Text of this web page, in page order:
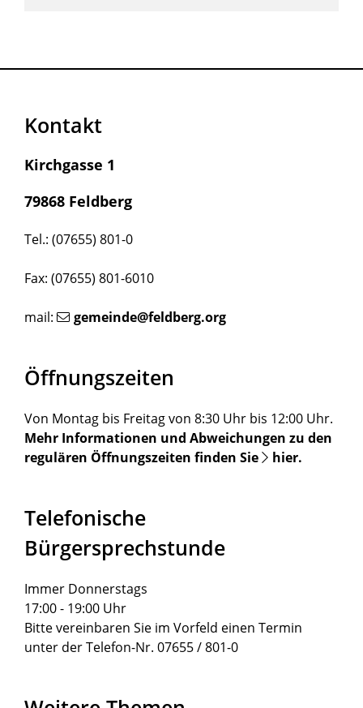
Kontakt
Kirchgasse 1
79868 Feldberg
Tel.: (07655) 801-0
Fax: (07655) 801-6010
mail: gemeinde@feldberg.org
Öffnungszeiten
Von Montag bis Freitag von 8:30 Uhr bis 12:00 Uhr.
Mehr Informationen und Abweichungen zu den
regulären Öffnungszeiten finden Sie
hier.
Telefonische
Bürgersprechstunde
Immer Donnerstags
17:00 - 19:00 Uhr
Bitte vereinbaren Sie im Vorfeld einen Termin
unter der Telefon-Nr. 07655 / 801-0